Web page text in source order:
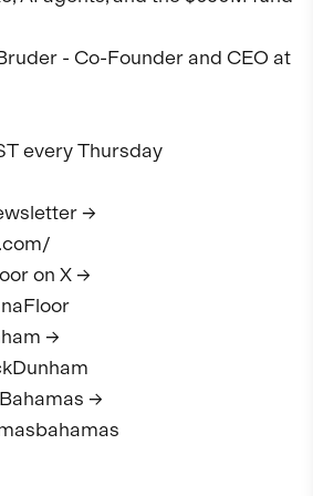
- Co-Founder and CEO at
every Thursday
→
on X →
→
→